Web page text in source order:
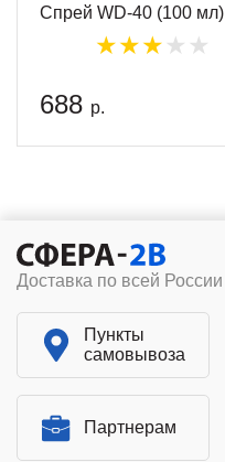
Спрей WD-40 (100 мл)
688 р.
Доставка по всей России
Пункты
самовывоза
Партнерам